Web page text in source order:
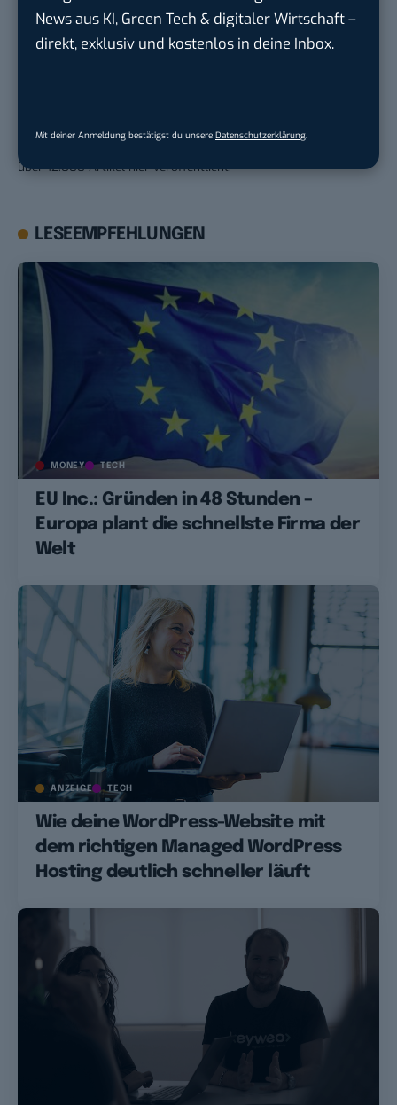
News aus KI, Green Tech & digitaler Wirtschaft –
direkt, exklusiv und kostenlos in deine Inbox.
Mit deiner Anmeldung bestätigst du unsere Datenschutzerklärung
über 12.000 Artikel hier veröffentlicht.
LESEEMPFEHLUNGEN
MONEY TECH
EU Inc.: Gründen in 48 Stunden –
Europa plant die schnellste Firma der
Welt
ANZEIGE TECH
Wie deine WordPress-Website mit
dem richtigen Managed WordPress
Hosting deutlich schneller läuft